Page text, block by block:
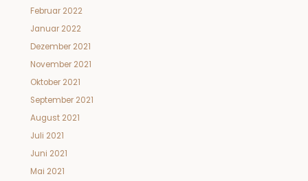
Februar 2022
Januar 2022
Dezember 2021
November 2021
Oktober 2021
September 2021
August 2021
Juli 2021
Juni 2021
Mai 2021